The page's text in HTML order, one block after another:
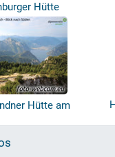
Hütte
Hütte am